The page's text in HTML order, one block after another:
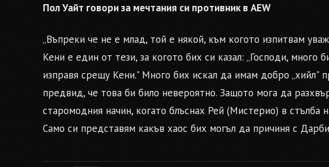
Пол Уайт говори за мечтания си противник в AEW
„Въпреки че не е млад, той е някой, към когото изпитвам
Кени е един от тези, за когото бих си казал: „Господи,
изправя срещу Кени." Много бих искал да имам добро „хийл"
предвид, че това би било невероятно. Защото мога да
старомодния начин, когато блъснах Рей (Мистерио) в стълба
Само си представям какъв хаос бих могъл да причиня с